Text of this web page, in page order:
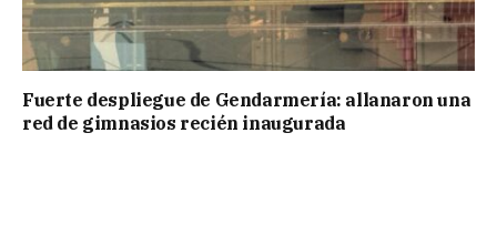
Fuerte despliegue de Gendarmería: allanaron una
red de gimnasios recién inaugurada